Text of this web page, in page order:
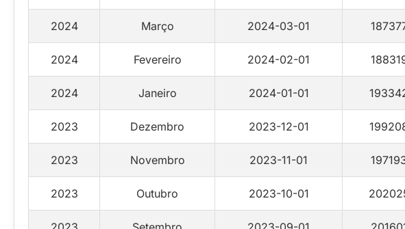
2024 Março 2024-03-01
2024 Fevereiro 2024-02-01
2024 Janeiro 2024-01-01
2023 Dezembro 2023-12-01
2023 Novembro 2023-11-01
2023 Outubro 2023-10-01